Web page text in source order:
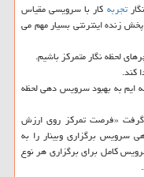
تجربه کار با سرویسی مقیاس
زنده اینترنتی بسیار مهم می
لحظه نگار متمرکز باشیم.
کند.
در اختیار گرفته ایم به بهبود سرویس دهی لحظه
گرفت «فرصت تمرکز روی ارزش
سرویس برگزاری وبینار را به
کامل برای برگزاری هر نوع